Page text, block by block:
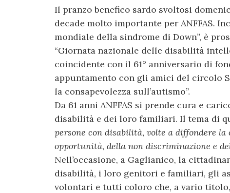
Il pranzo benefico sardo svoltosi
decade molto importante per ANFFAS.
mondiale della sindrome di Down”, è
“Giornata nazionale delle disabilità
coincidente con il 61° anniversario di
appuntamento con gli amici del circolo
la consapevolezza sull’autismo”.
Da 61 anni ANFFAS si prende cura e
disabilità e dei loro familiari. Il tema di
persone con disabilità, volte a diffondere
opportunità, della non discriminazione e
Nell’occasione, a Gaglianico, la
disabilità, i loro genitori e familiari, gli
volontari e tutti coloro che, a vario